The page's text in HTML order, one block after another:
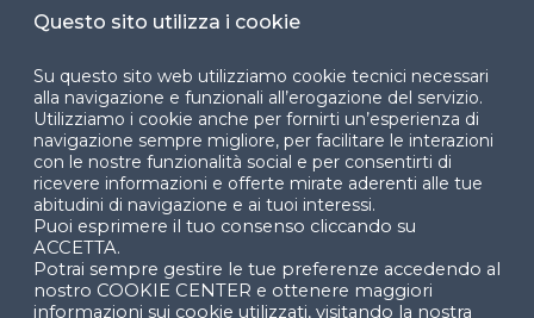
© 2024 Copyright © Politecnico di Milano Dipartimento
di Ingegneria Gestionale
Questo sito utilizza i cookie
Su questo sito web utilizziamo cookie tecnici necessari
alla navigazione e funzionali all’erogazione del servizio.
Utilizziamo i cookie anche per fornirti un’esperienza di
navigazione sempre migliore, per facilitare le interazioni
con le nostre funzionalità social e per consentirti di
ricevere informazioni e offerte mirate aderenti alle tue
abitudini di navigazione e ai tuoi interessi.
Puoi esprimere il tuo consenso cliccando su
ACCETTA.
Potrai sempre gestire le tue preferenze accedendo al
nostro COOKIE CENTER e ottenere maggiori
informazioni sui cookie utilizzati, visitando la nostra